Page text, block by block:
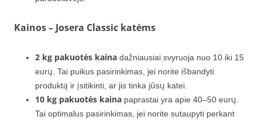
Kainos – Josera Classic katėms
2 kg pakuotės kaina dažniausiai svyruoja nuo 10 iki 15
eurų. Tai puikus pasirinkimas, jei norite išbandyti
produktą ir įsitikinti, ar jis tinka jūsų katei.
10 kg pakuotės kaina paprastai yra apie 40–50 eurų.
Tai optimalus pasirinkimas, jei norite sutaupyti perkant